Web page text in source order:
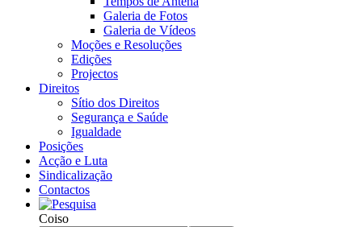
Galeria de Fotos
Galeria de Vídeos
Moções e Resoluções
Edições
Projectos
Direitos
Sítio dos Direitos
Segurança e Saúde
Igualdade
Posições
Acção e Luta
Sindicalização
Contactos
Coiso